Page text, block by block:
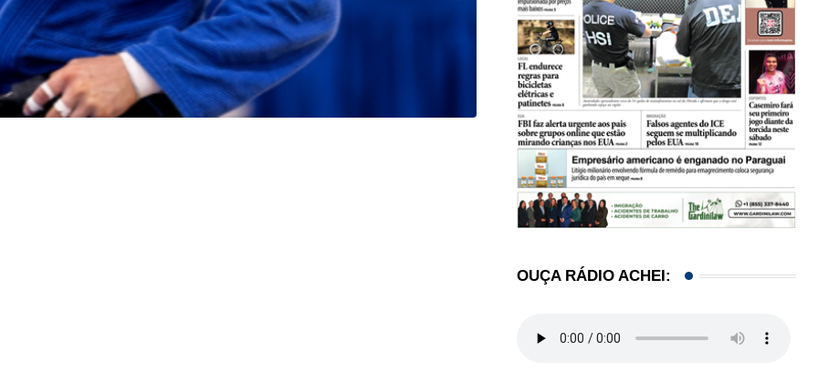
, COMUNIDADE
Brasileiro morre em acidente com jet ski e...
03/08/2026
OUÇA RÁDIO ACHEI: